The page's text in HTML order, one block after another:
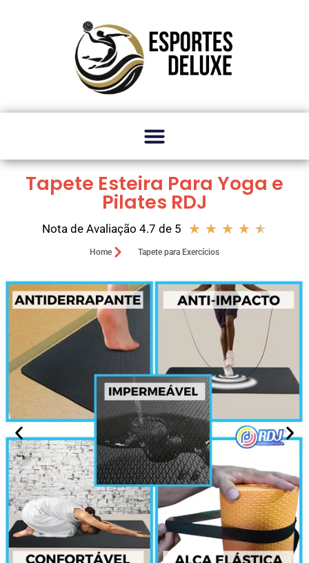
Tapete Esteira Para Yoga e
Pilates RDJ
Nota de Avaliação 4.7 de 5 ★ ★ ★ ★ ★
Home Tapete para Exercícios